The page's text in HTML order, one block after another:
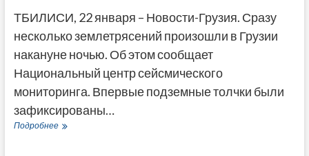
ТБИЛИСИ, 22 января – Новости-Грузия. Сразу
несколько землетрясений произошли в Грузии
накануне ночью. Об этом сообщает
Национальный центр сейсмического
мониторинга. Впервые подземные толчки были
зафиксированы…
ПодробнееТри